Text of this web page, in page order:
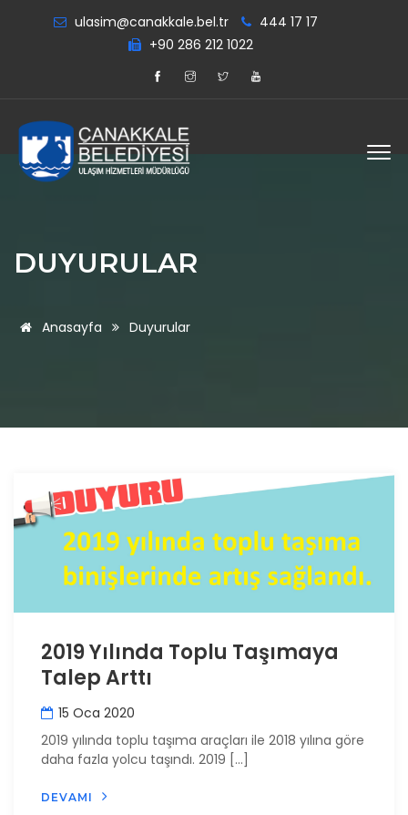
ulasim@canakkale.bel.tr
444 17 17
+90 286 212 1022
DUYURULAR
Anasayfa Duyurular
2019 Yılında Toplu Taşımaya
Talep Arttı
15 Oca 2020
2019 yılında toplu taşıma araçları ile 2018 yılına göre
daha fazla yolcu taşındı. 2019 […]
DEVAMI